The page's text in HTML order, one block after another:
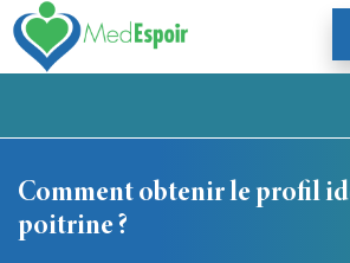
Skip
to
content
Comment obtenir le profil
poitrine ?